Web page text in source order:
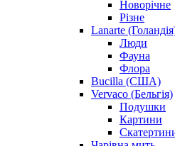
Новорічне
Різне
Lanarte
Люди
Фауна
Флора
Bucilla (США)
Vervaco (Бельгія)
Подушки
Картини